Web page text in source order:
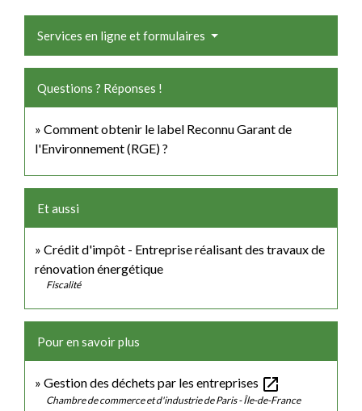
Services en ligne et formulaires
Questions ? Réponses !
Comment obtenir le label Reconnu Garant de
l'Environnement (RGE) ?
Et aussi
Crédit d'impôt - Entreprise réalisant des travaux de
rénovation énergétique
Fiscalité
Pour en savoir plus
Gestion des déchets par les entreprises open_in_new
Chambre de commerce et d'industrie de Paris - Île-de-France